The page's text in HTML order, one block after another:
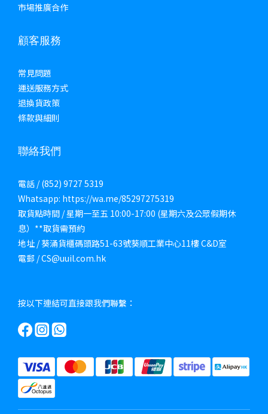
市場推廣合作
顧客服務
常見問題
運送服務方式
退換貨政策
條款與細則
聯絡我們
電話 / (852) 9727 5319
Whatsapp: https://wa.me/85297275319
取貨點時間 / 星期一至五 10:00-17:00 (星期六及公眾假期休
息）**取貨需預約
地址 / 葵涌貨櫃碼頭路51-63號葵順工業中心11樓 C&D室
電郵 / CS@uuil.com.hk
按以下連結可直接跟我們聯繫：